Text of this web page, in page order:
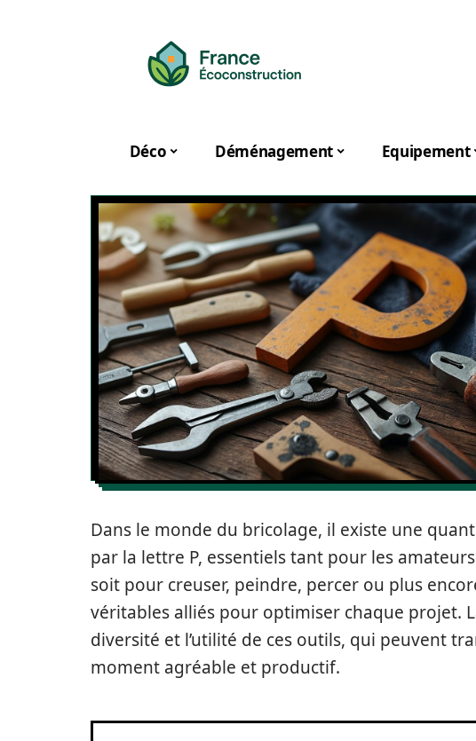
Déco Déménagement Equipement
Dans le monde du bricolage, il existe une
par la lettre P, essentiels tant pour les
soit pour creuser, peindre, percer ou plus
véritables alliés pour optimiser chaque projet.
diversité et l’utilité de ces outils, qui peuvent
moment agréable et productif.